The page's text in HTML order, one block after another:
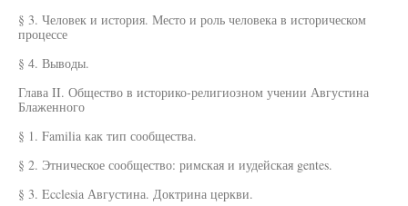
§ 3. Человек и история. Место и роль человека в историческом
процессе
§ 4. Выводы.
Глава II. Общество в историко-религиозном учении Августина
Блаженного
§ 1. Familia как тип сообщества.
§ 2. Этническое сообщество: римская и иудейская gentes.
§ 3. Ecclesia Августина. Доктрина церкви.